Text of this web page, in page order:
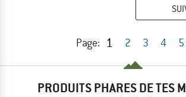
Page: 1 2 3 4 5
PRODUITS PHARES DE TES